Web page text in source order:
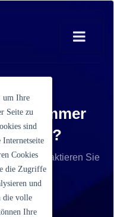
Kontaktieren Sie
um Ihre
Seite zu
sind
Internetseite
Cookies
die Zugriffe
und
die volle
Ihre